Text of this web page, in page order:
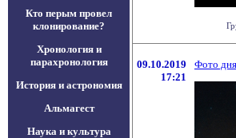
Кто перым провел
клонирование?
Хронология и
парахронология
История и астрономия
Альмагест
Наука и культура
09.10.2019
17:21
Фото